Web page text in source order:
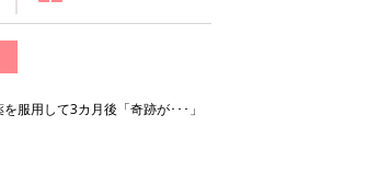
服用して3カ月後「奇跡が･･･」